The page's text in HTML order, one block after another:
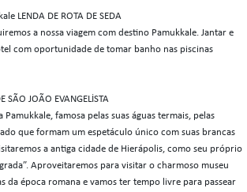
LENDA DE ROTA DE SEDA
a nossa viagem com destino Pamukkale. Jantar e
com oportunidade de tomar banho nas piscinas
SÃO JOÃO EVANGELİSTA
Pamukkale, famosa pelas suas águas termais, pelas
que formam um espetáculo único com suas brancas
a antiga cidade de Hierápolis, como seu próprio
Aproveitaremos para visitar o charmoso museu
da época romana e vamos ter tempo livre para passear